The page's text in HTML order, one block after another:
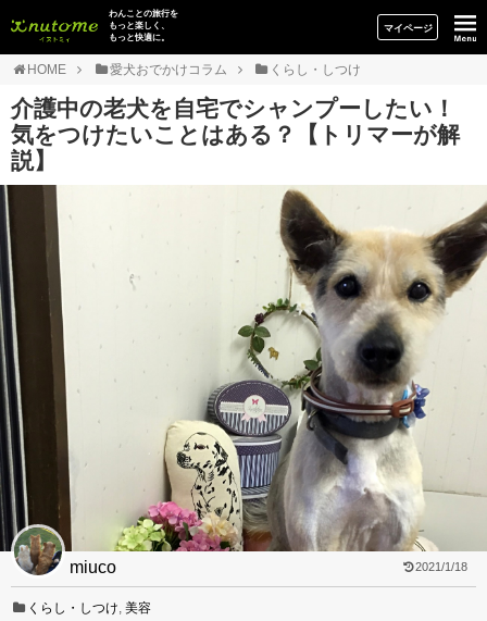
イヌトミィ
わんことの旅行を
もっと楽しく、
もっと快適に。
マイページ
HOME 愛犬おでかけコラム くらし・しつけ
介護中の老犬を自宅でシャンプーしたい！
気をつけたいことはある？【トリマーが解
説】
miuco 2021/1/18
くらし・しつけ,美容